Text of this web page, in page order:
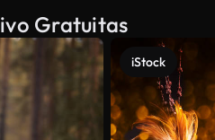
Gratuitas
iStock